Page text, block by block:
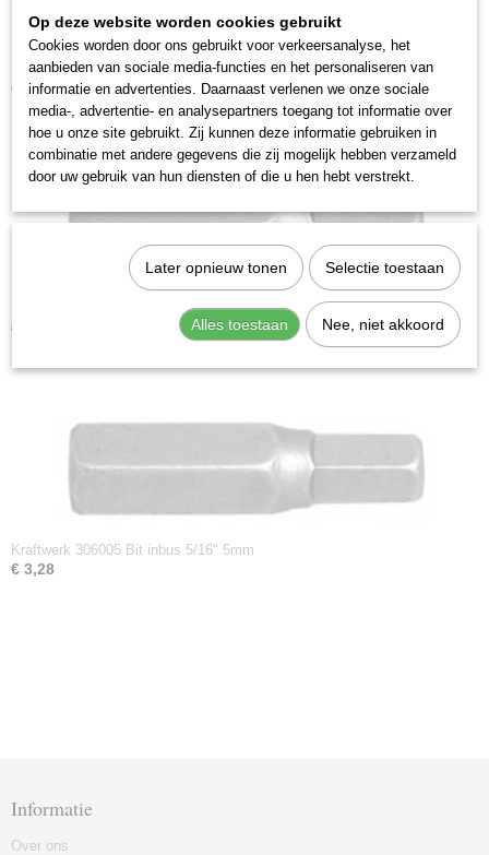
316004
Kraftwerk 306012 Bit inbus 5/16" 12mm
€ 4,28
Kraftwerk 306006 Bit inbus 5/16" 6mm
€ 3,28
Kraftwerk 306005 Bit inbus 5/16" 5mm
€ 3,28
Informatie
Over ons
Op deze website worden cookies gebruikt
Cookies worden door ons gebruikt voor verkeersanalyse, het
aanbieden van sociale media-functies en het personaliseren van
informatie en advertenties. Daarnaast verlenen we onze sociale
media-, advertentie- en analysepartners toegang tot informatie over
hoe u onze site gebruikt. Zij kunnen deze informatie gebruiken in
combinatie met andere gegevens die zij mogelijk hebben verzameld
door uw gebruik van hun diensten of die u hen hebt verstrekt.
Later opnieuw tonen Selectie toestaan
Alles toestaan Nee, niet akkoord